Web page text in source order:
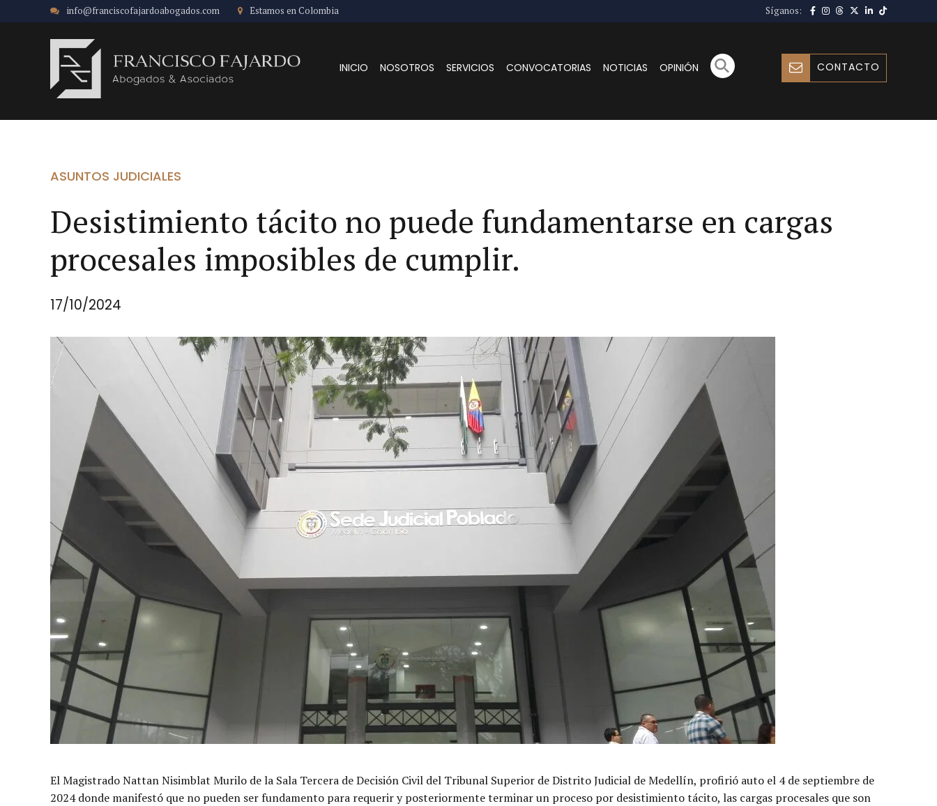
info@franciscofajardoabogados.com Estamos en Colombia Síganos:
CONTACTO
INICIO NOSOTROS SERVICIOS CONVOCATORIAS NOTICIAS OPINIÓN
ASUNTOS JUDICIALES
Desistimiento tácito no puede fundamentarse en cargas
procesales imposibles de cumplir.
17/10/2024
El Magistrado Nattan Nisimblat Murilo de la Sala Tercera de Decisión Civil del Tribunal Superior de Distrito Judicial de Medellín, profirió auto el 4 de septiembre de
2024 donde manifestó que no pueden ser fundamento para requerir y posteriormente terminar un proceso por desistimiento tácito, las cargas procesales que son